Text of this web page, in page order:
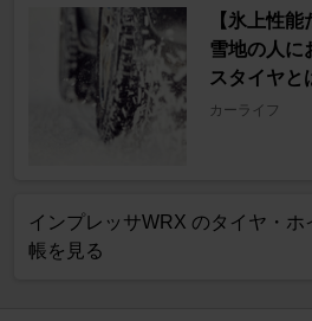
【氷上性
雪地の人に
スタイヤと
カーライフ
インプレッサWRX のタイヤ・
帳を見る